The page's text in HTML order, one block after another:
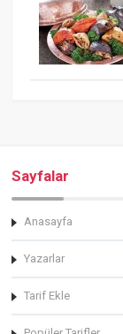
Sayfalar
Anasayfa
Yazarlar
Tarif Ekle